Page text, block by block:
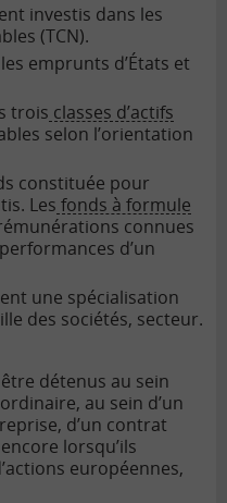
investis dans les
(TCN).
emprunts d’États et
trois classes d’actifs
selon l’orientation
constituée pour
Les fonds à formule
connues
d’un
une spécialisation
des sociétés, secteur.
détenus au sein
au sein d’un
d’un contrat
lorsqu’ils
européennes,